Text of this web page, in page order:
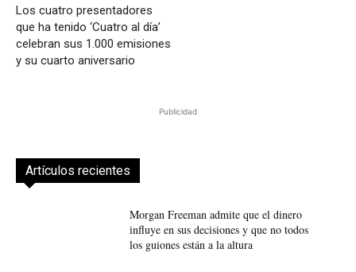
Los cuatro presentadores
que ha tenido ‘Cuatro al día’
celebran sus 1.000 emisiones
y su cuarto aniversario
Publicidad
Artículos recientes
Morgan Freeman admite que el dinero
influye en sus decisiones y que no todos
los guiones están a la altura